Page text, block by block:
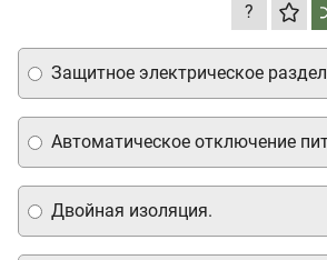
?
Автоматическое отключение
Защитное электрическое
Двойная изоляция.